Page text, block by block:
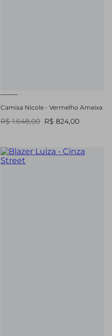
Camisa Nicole - Vermelho Ameixa
R$ 1.648,00 R$ 824,00